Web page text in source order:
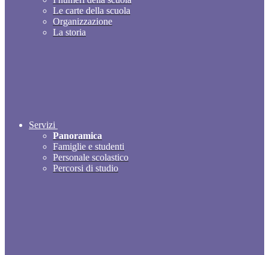
Le carte della scuola
Organizzazione
La storia
Servizi
Panoramica
Famiglie e studenti
Personale scolastico
Percorsi di studio